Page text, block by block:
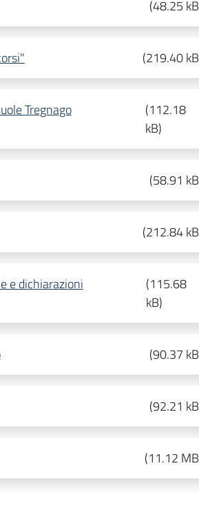
(48.25 kB
(219.40 kB
Tregnago
(112.18
kB)
(58.91 kB
(212.84 kB
e dichiarazioni
(115.68
kB)
(90.37 kB
(92.21 kB
(11.12 MB